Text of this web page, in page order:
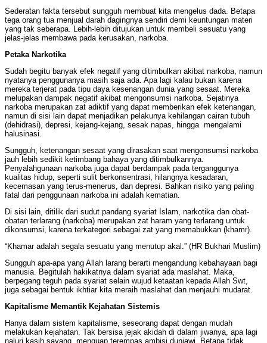
Sederatan fakta tersebut sungguh membuat kita mengelus dada. Betapa
tega orang tua menjual darah dagingnya sendiri demi keuntungan materi
yang tak seberapa. Lebih-lebih ditujukan untuk membeli sesuatu yang
jelas-jelas membawa pada kerusakan, narkoba.
Petaka Narkotika
Sudah begitu banyak efek negatif yang ditimbulkan akibat narkoba, namun
nyatanya penggunanya masih saja ada. Apa lagi kalau bukan karena
mereka terjerat pada tipu daya kesenangan dunia yang sesaat. Mereka
melupakan dampak negatif akibat mengonsumsi narkoba. Sejatinya
narkoba merupakan zat adiktif yang dapat memberikan efek ketenangan,
namun di sisi lain dapat menjadikan pelakunya kehilangan cairan tubuh
(dehidrasi), depresi, kejang-kejang, sesak napas, hingga mengalami
halusinasi.
Sungguh, ketenangan sesaat yang dirasakan saat mengonsumsi narkoba
jauh lebih sedikit ketimbang bahaya yang ditimbulkannya.
Penyalahgunaan narkoba juga dapat berdampak pada terganggunya
kualitas hidup, seperti sulit berkonsentrasi, hilangnya kesadaran,
kecemasan yang terus-menerus, dan depresi. Bahkan risiko yang paling
fatal dari penggunaan narkoba ini adalah kematian.
Di sisi lain, ditilik dari sudut pandang syariat Islam, narkotika dan obat-
obatan terlarang (narkoba) merupakan zat haram yang terlarang untuk
dikonsumsi, karena terkategori sebagai zat yang memabukkan (khamr).
“Khamar adalah segala sesuatu yang menutup akal.” (HR Bukhari Muslim)
Sungguh apa-apa yang Allah larang berarti mengandung kebahayaan bagi
manusia. Begitulah hakikatnya dalam syariat ada maslahat. Maka,
berpegang teguh pada syariat selain wujud ketaatan kepada Allah Swt,
juga sebagai bentuk ikhtiar kita meraih maslahat dan menjauhi mudarat.
Kapitalisme Memantik Kejahatan Sistemis
Hanya dalam sistem kapitalisme, seseorang dapat dengan mudah
melakukan kejahatan. Tak bersisa jejak akidah di dalam jiwanya, apa lagi
naluri kasih sayang, menguap terempas ambisi duniawi. Betapa tidak,